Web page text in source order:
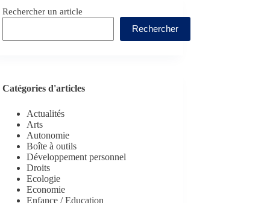
Rechercher un article
Rechercher
Catégories d'articles
Actualités
Arts
Autonomie
Boîte à outils
Développement personnel
Droits
Ecologie
Economie
Enfance / Education